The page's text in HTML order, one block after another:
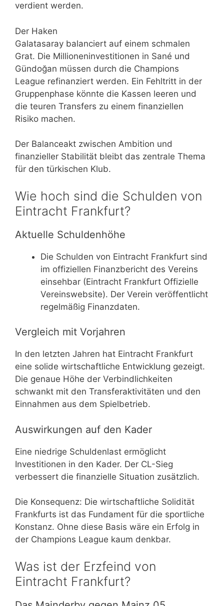
verdient werden.
Der Haken
Galatasaray balanciert auf einem schmalen
Grat. Die Millioneninvestitionen in Sané und
Gündoğan müssen durch die Champions
League refinanziert werden. Ein Fehltritt in der
Gruppenphase könnte die Kassen leeren und
die teuren Transfers zu einem finanziellen
Risiko machen.
Der Balanceakt zwischen Ambition und
finanzieller Stabilität bleibt das zentrale Thema
für den türkischen Klub.
Wie hoch sind die Schulden von
Eintracht Frankfurt?
Aktuelle Schuldenhöhe
Die Schulden von Eintracht Frankfurt sind
im offiziellen Finanzbericht des Vereins
einsehbar (Eintracht Frankfurt Offizielle
Vereinswebsite). Der Verein veröffentlicht
regelmäßig Finanzdaten.
Vergleich mit Vorjahren
In den letzten Jahren hat Eintracht Frankfurt
eine solide wirtschaftliche Entwicklung gezeigt.
Die genaue Höhe der Verbindlichkeiten
schwankt mit den Transferaktivitäten und den
Einnahmen aus dem Spielbetrieb.
Auswirkungen auf den Kader
Eine niedrige Schuldenlast ermöglicht
Investitionen in den Kader. Der CL-Sieg
verbessert die finanzielle Situation zusätzlich.
Die Konsequenz: Die wirtschaftliche Solidität
Frankfurts ist das Fundament für die sportliche
Konstanz. Ohne diese Basis wäre ein Erfolg in
der Champions League kaum denkbar.
Was ist der Erzfeind von
Eintracht Frankfurt?